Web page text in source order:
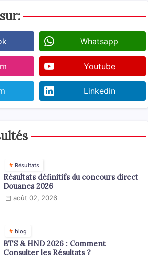
Whatsapp
Youtube
Linkedin
Résultats
Résultats définitifs du concours direct
Douanes 2026
août 02, 2026
blog
BTS & HND 2026 : Comment
Consulter les Résultats ?